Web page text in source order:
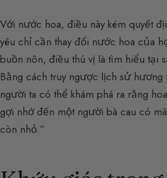
Với nước hoa, điều này kém quyết
yêu chỉ cần thay đổi nước hoa của
buồn nôn, điều thú vị là tìm hiểu tại
Bằng cách truy ngược lịch sử
người ta có thể khám phá ra rằng
gợi nhớ đến một người bà cau có
còn nhỏ.”